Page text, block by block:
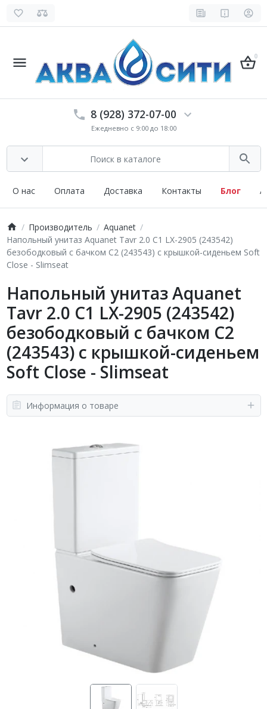
0
8 (928) 372-07-00
Ежедневно с 9:00 до 18:00
О нас Оплата Доставка Контакты Блог
Производитель
Aquanet
Напольный унитаз Aquanet Tavr 2.0 C1 LX-2905 (243542)
безободковый с бачком C2 (243543) с крышкой-сиденьем Soft
Close - Slimseat
Напольный унитаз Aquanet
Tavr 2.0 C1 LX-2905 (243542)
безободковый с бачком C2
(243543) с крышкой-сиденьем
Soft Close - Slimseat
Информация о товаре